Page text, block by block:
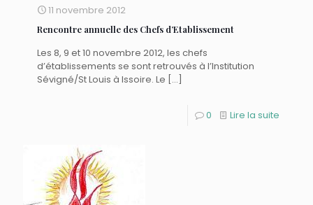
11 novembre 2012
Rencontre annuelle des Chefs d’Etablissement
Les 8, 9 et 10 novembre 2012, les chefs
d’établissements se sont retrouvés à l’Institution
Sévigné/St Louis à Issoire. Le […]
0 Lire la suite